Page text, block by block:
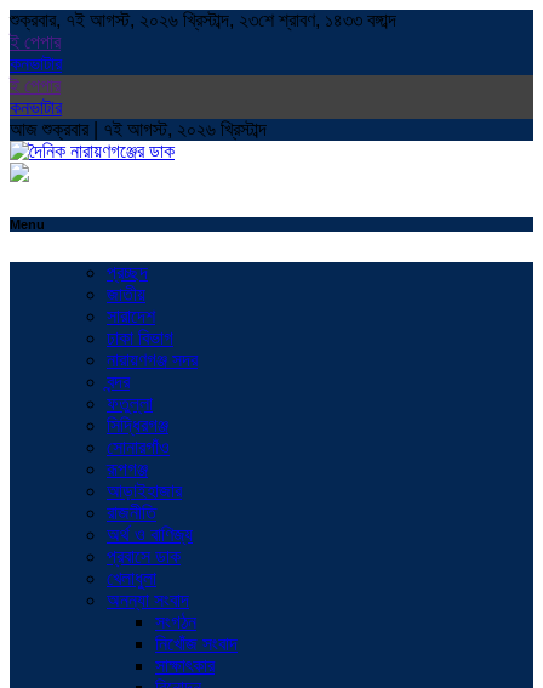
শুক্রবার, ৭ই আগস্ট, ২০২৬ খ্রিস্টাব্দ, ২৩শে শ্রাবণ, ১৪৩৩ বঙ্গাব্দ
ই পেপার
কনভাটার
ই পেপার
কনভাটার
আজ শুক্রবার | ৭ই আগস্ট, ২০২৬ খ্রিস্টাব্দ
Menu
প্রচ্ছদ
জাতীয়
সারাদেশ
ঢাকা বিভাগ
নারায়ণগঞ্জ সদর
বন্দর
ফতুল্লা
সিদ্ধিরগঞ্জ
সোনারগাঁও
রূপগঞ্জ
আড়াইহাজার
রাজনীতি
অর্থ ও বাণিজ্য
প্রবাসে ডাক
খেলাধুলা
অনন্যা সংবাদ
সংগঠন
নিখোঁজ সংবাদ
সাক্ষাৎকার